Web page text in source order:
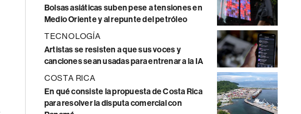
Bolsas asiáticas suben pese a tensiones en
Medio Oriente y al repunte del petróleo
TECNOLOGÍA
Artistas se resisten a que sus voces y
canciones sean usadas para entrenar a la IA
COSTA RICA
En qué consiste la propuesta de Costa Rica
para resolver la disputa comercial con